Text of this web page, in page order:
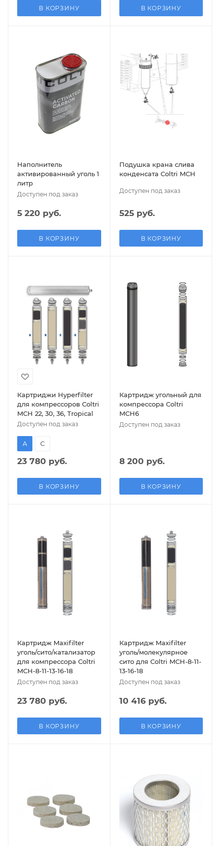
В КОРЗИНУ В КОРЗИНУ
Наполнитель
активированный уголь 1
литр
Доступен под заказ
5 220 руб.
В КОРЗИНУ
Подушка крана слива
конденсата Coltri MCH
Доступен под заказ
525 руб.
В КОРЗИНУ
Картриджи Hyperfilter
для компрессоров Coltri
MCH 22, 30, 36, Tropical
Доступен под заказ
A C
23 780 руб.
В КОРЗИНУ
Картридж угольный для
компрессора Coltri
MCH6
Доступен под заказ
8 200 руб.
В КОРЗИНУ
Картридж Maxifilter
уголь/сито/катализатор
для компрессора Coltri
MCH-8-11-13-16-18
Доступен под заказ
23 780 руб.
В КОРЗИНУ
Картридж Maxifilter
уголь/молекулярное
сито для Coltri MCH-8-11-
13-16-18
Доступен под заказ
10 416 руб.
В КОРЗИНУ